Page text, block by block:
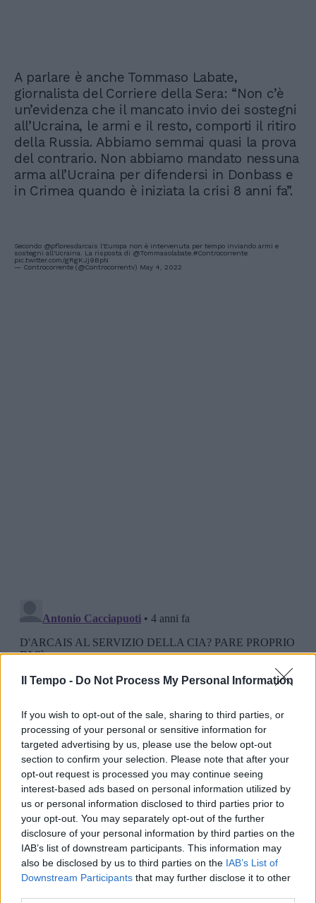
Il Tempo - Do Not Process My Personal Information
If you wish to opt-out of the sale, sharing to third parties, or
processing of your personal or sensitive information for
targeted advertising by us, please use the below opt-out
section to confirm your selection. Please note that after your
opt-out request is processed you may continue seeing
interest-based ads based on personal information utilized by
us or personal information disclosed to third parties prior to
your opt-out. You may separately opt-out of the further
disclosure of your personal information by third parties on the
IAB’s list of downstream participants. This information may
also be disclosed by us to third parties on the IAB’s List of
Downstream Participants that may further disclose it to other
A parlare è anche Tommaso Labate,
giornalista del Corriere della Sera: “Non c’è
un’evidenza che il mancato invio dei sostegni
all’Ucraina, le armi e il resto, comporti il ritiro
della Russia. Abbiamo semmai quasi la prova
del contrario. Non abbiamo mandato nessuna
arma all’Ucraina per difendersi in Donbass e
in Crimea quando è iniziata la crisi 8 anni fa”.
Secondo @pfloresdarcais l'Europa non è intervenuta per tempo inviando armi e
sostegni all'Ucraina. La risposta di @Tommasolabate.#Controcorrente
pic.twitter.com/gRgKJj9BpN
— Controcorrente (@Controcorrentv) May 4, 2022